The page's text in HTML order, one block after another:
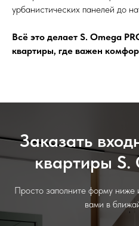
урбанистических панелей до
Всё это делает S. Omega
квартиры, где важен
Заказать
квартиры S.
Просто заполните форму ниже
вами в